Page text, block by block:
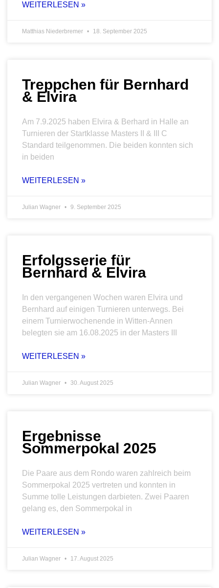
WEITERLESEN »
Matthias Niederbremer 18. September 2025
Treppchen für Bernhard
& Elvira
Am 7.9.2025 haben Elvira & Berhard in Halle an
Turnieren der Startklasse Masters II & III C
Standard teilgenommen. Die beiden konnten sich
in beiden
WEITERLESEN »
Julian Wagner 9. September 2025
Erfolgsserie für
Bernhard & Elvira
In den vergangenen Wochen waren Elvira und
Bernhard auf einigen Turnieren unterwegs. Bei
einem Turnierwochenende in Witten-Annen
belegten sie am 16.08.2025 in der Masters III
WEITERLESEN »
Julian Wagner 30. August 2025
Ergebnisse
Sommerpokal 2025
Die Paare aus dem Rondo waren zahlreich beim
Sommerpokal 2025 vertreten und konnten in
Summe tolle Leistungen darbieten. Zwei Paaren
gelang es, den Sommerpokal in
WEITERLESEN »
Julian Wagner 17. August 2025